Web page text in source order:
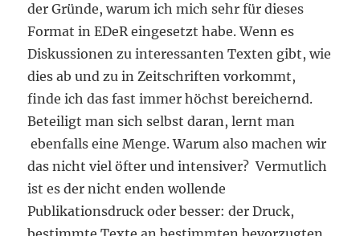
der Gründe, warum ich mich sehr für dieses
Format in EDeR eingesetzt habe. Wenn es
Diskussionen zu interessanten Texten gibt, wie
dies ab und zu in Zeitschriften vorkommt,
finde ich das fast immer höchst bereichernd.
Beteiligt man sich selbst daran, lernt man
ebenfalls eine Menge. Warum also machen wir
das nicht viel öfter und intensiver? Vermutlich
ist es der nicht enden wollende
Publikationsdruck oder besser: der Druck,